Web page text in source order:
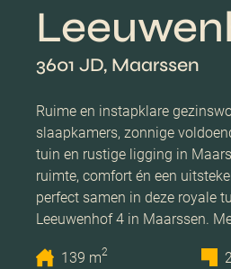
3601 JD, Maarssen
Ruime en instapklare
slaapkamers, zonnige
tuin en rustige ligging in
ruimte, comfort én een
perfect samen in deze royale
Leeuwenhof 4 in Maarssen.
139 m2